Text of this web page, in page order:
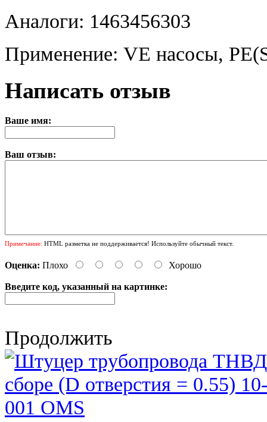
Аналоги: 1463456303
Применение: VE насосы,
Написать отзыв
Ваше имя:
Ваш отзыв:
Примечание: HTML разметка не поддерживается! Используйте обычный текст.
Оценка: Плохо Хорошо
Введите код, указанный на картинке:
Продолжить